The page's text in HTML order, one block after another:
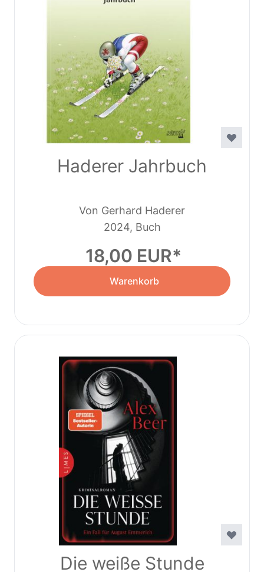
Haderer Jahrbuch
Von Gerhard Haderer
2024, Buch
18,00 EUR
Warenkorb
Die weiße Stunde